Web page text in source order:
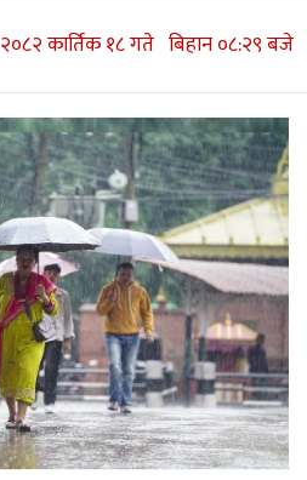
२०८२ कार्तिक १८ गते बिहान ०८:२९ बजे